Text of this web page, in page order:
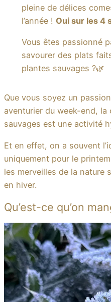
pleine de délices
l’année ! Oui sur les 4
Vous êtes passionné
savourer des plats
plantes sauvages ?🌿
Que vous soyez un
aventurier du week-end, la
sauvages est une activité
Et en effet, on a souvent
uniquement pour le
les merveilles de la nature
en hiver.
Qu’est-ce qu’on